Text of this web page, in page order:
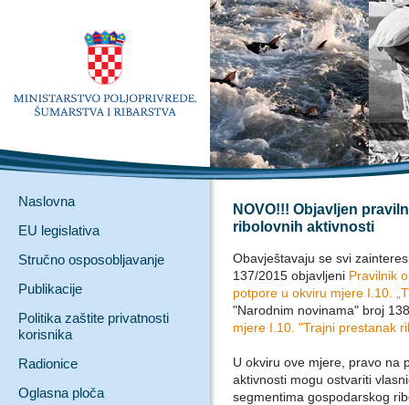
Naslovna
EU legislativa
Stručno osposobljavanje
Publikacije
Politika zaštite privatnosti
korisnika
Radionice
Oglasna ploča
NOVO!!! Objavljen
ribolovnih aktivnosti
Obavještavaju se svi
137/2015 objavljeni Pravilnik
potpore u okviru mjere I.10.
"Narodnim novinama" broj
mjere I.10. "Trajni prestanak
U okviru ove mjere, pravo na
aktivnosti mogu ostvariti
segmentima gospodarskog